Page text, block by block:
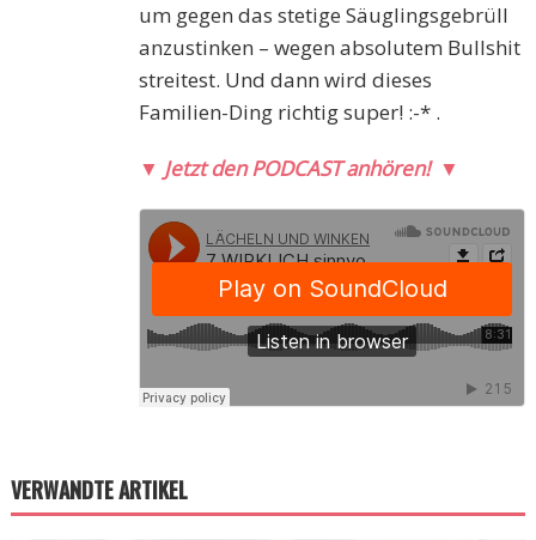
um gegen das stetige Säuglingsgebrüll
anzustinken – wegen absolutem Bullshit
streitest. Und dann wird dieses
Familien-Ding richtig super! :-* .
▼ Jetzt den PODCAST anhören! ▼
VERWANDTE ARTIKEL